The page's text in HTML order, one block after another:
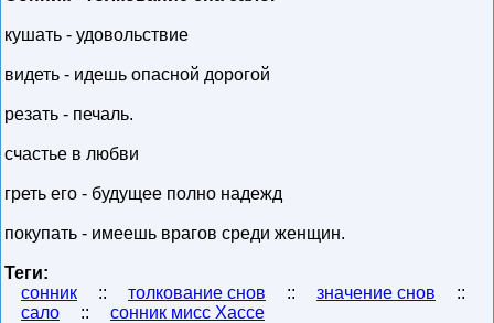
кушать - удовольствие
видеть - идешь опасной дорогой
резать - печаль.
счастье в любви
греть его - будущее полно надежд
покупать - имеешь врагов среди женщин.
Теги:
сонник
:: толкование снов :: значение снов
::
сало
:: сонник мисс Хассе